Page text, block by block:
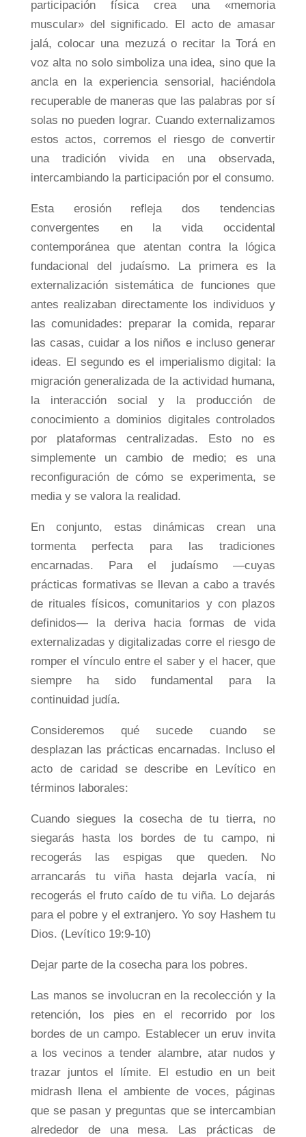
participación física crea una «memoria
muscular» del significado. El acto de amasar
jalá, colocar una mezuzá o recitar la Torá en
voz alta no solo simboliza una idea, sino que la
ancla en la experiencia sensorial, haciéndola
recuperable de maneras que las palabras por sí
solas no pueden lograr. Cuando externalizamos
estos actos, corremos el riesgo de convertir
una tradición vivida en una observada,
intercambiando la participación por el consumo.
Esta erosión refleja dos tendencias
convergentes en la vida occidental
contemporánea que atentan contra la lógica
fundacional del judaísmo. La primera es la
externalización sistemática de funciones que
antes realizaban directamente los individuos y
las comunidades: preparar la comida, reparar
las casas, cuidar a los niños e incluso generar
ideas. El segundo es el imperialismo digital: la
migración generalizada de la actividad humana,
la interacción social y la producción de
conocimiento a dominios digitales controlados
por plataformas centralizadas. Esto no es
simplemente un cambio de medio; es una
reconfiguración de cómo se experimenta, se
media y se valora la realidad.
En conjunto, estas dinámicas crean una
tormenta perfecta para las tradiciones
encarnadas. Para el judaísmo —cuyas
prácticas formativas se llevan a cabo a través
de rituales físicos, comunitarios y con plazos
definidos— la deriva hacia formas de vida
externalizadas y digitalizadas corre el riesgo de
romper el vínculo entre el saber y el hacer, que
siempre ha sido fundamental para la
continuidad judía.
Consideremos qué sucede cuando se
desplazan las prácticas encarnadas. Incluso el
acto de caridad se describe en Levítico en
términos laborales:
Cuando siegues la cosecha de tu tierra, no
siegarás hasta los bordes de tu campo, ni
recogerás las espigas que queden. No
arrancarás tu viña hasta dejarla vacía, ni
recogerás el fruto caído de tu viña. Lo dejarás
para el pobre y el extranjero. Yo soy Hashem tu
Dios. (Levítico 19:9-10)
Dejar parte de la cosecha para los pobres.
Las manos se involucran en la recolección y la
retención, los pies en el recorrido por los
bordes de un campo. Establecer un eruv invita
a los vecinos a tender alambre, atar nudos y
trazar juntos el límite. El estudio en un beit
midrash llena el ambiente de voces, páginas
que se pasan y preguntas que se intercambian
alrededor de una mesa. Las prácticas de